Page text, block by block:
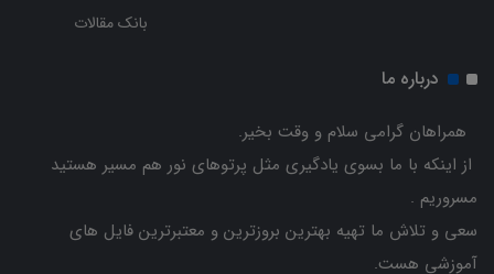
بانک مقالات
درباره ما
همراهان گرامی سلام و وقت بخیر.
از اینکه با ما بسوی یادگیری مثل پرتوهای نور هم مسیر هستید
مسروریم .
سعی و تلاش ما تهیه بهترین بروزترین و معتبرترین فایل های
آموزشی هست.